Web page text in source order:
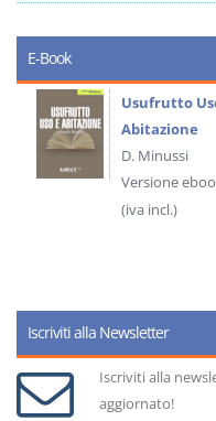
E-Book
Usufrutto
Abitazione
D. Minussi
Versione
(iva incl.)
Iscriviti alla Newsletter
Iscriviti alla
aggiornato!